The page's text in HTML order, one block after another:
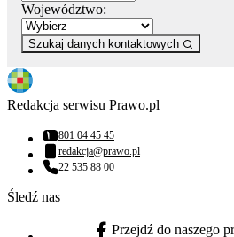
Województwo:
Szukaj danych kontaktowych
Redakcja serwisu Prawo.pl
Numer telefonu:
801 04 45 45
Adres email:
redakcja@prawo.pl
Numer telefonu:
22 535 88 00
Śledź nas
Przejdź do naszego